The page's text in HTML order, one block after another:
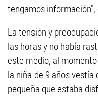
tengamos
La tensión y
las horas y no había
este medio, al
la niña de 9 años
pequeña que estaba